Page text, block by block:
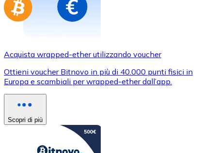
Acquista wrapped-ether utilizzando voucher
Ottieni voucher Bitnovo in più di 40.000 punti fisici in
Europa e scambiali per wrapped-ether dall’app.
Scopri di più